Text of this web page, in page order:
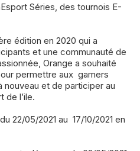
édition en 2020 qui a
et une communauté de
Orange a souhaité
permettre aux gamers
nouveau et de participer au
de l’ile.
22/05/2021 au 17/10/2021 en